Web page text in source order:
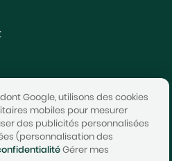
Google, utilisons des cookies
mobiles pour mesurer
des publicités personnalisées
(personnalisation des
Gérer mes